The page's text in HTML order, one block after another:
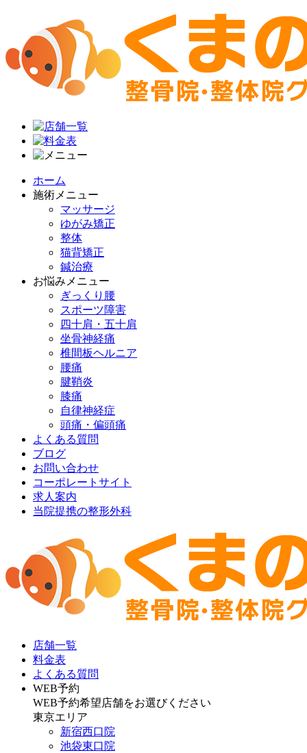
ホーム
施術メニュー
マッサージ
ゆがみ矯正
整体
猫背矯正
鍼治療
お悩みメニュー
ぎっくり腰
スポーツ障害
四十肩・五十肩
坐骨神経痛
椎間板ヘルニア
腰痛
腱鞘炎
膝痛
自律神経症
頭痛・偏頭痛
よくある質問
ブログ
お問い合わせ
コーポレートサイト
求人案内
当院提携の整形外科
店舗一覧
料金表
よくある質問
WEB予約
WEB予約希望店舗をお選びください
東京エリア
新宿西口院
池袋東口院